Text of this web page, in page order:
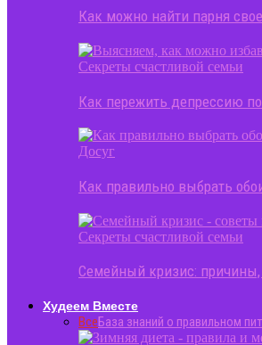
Как можно найти парня
Секреты счастливой семьи
Как пережить депрессию
Досуг
Как правильно выбрать
Секреты счастливой семьи
Семейный кризис: причины,
Худеем Вместе
ВсеБаза знаний о правильном